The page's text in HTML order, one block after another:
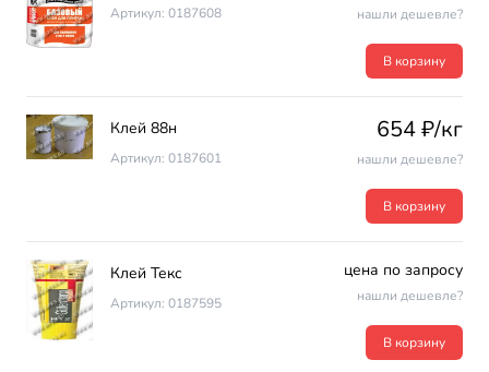
Артикул: 0187608 нашли дешевле?
В корзину
Клей 88н
Артикул: 0187601
654 ₽/кг
нашли дешевле?
В корзину
Клей Текс
Артикул: 0187595
цена по запросу
нашли дешевле?
В корзину